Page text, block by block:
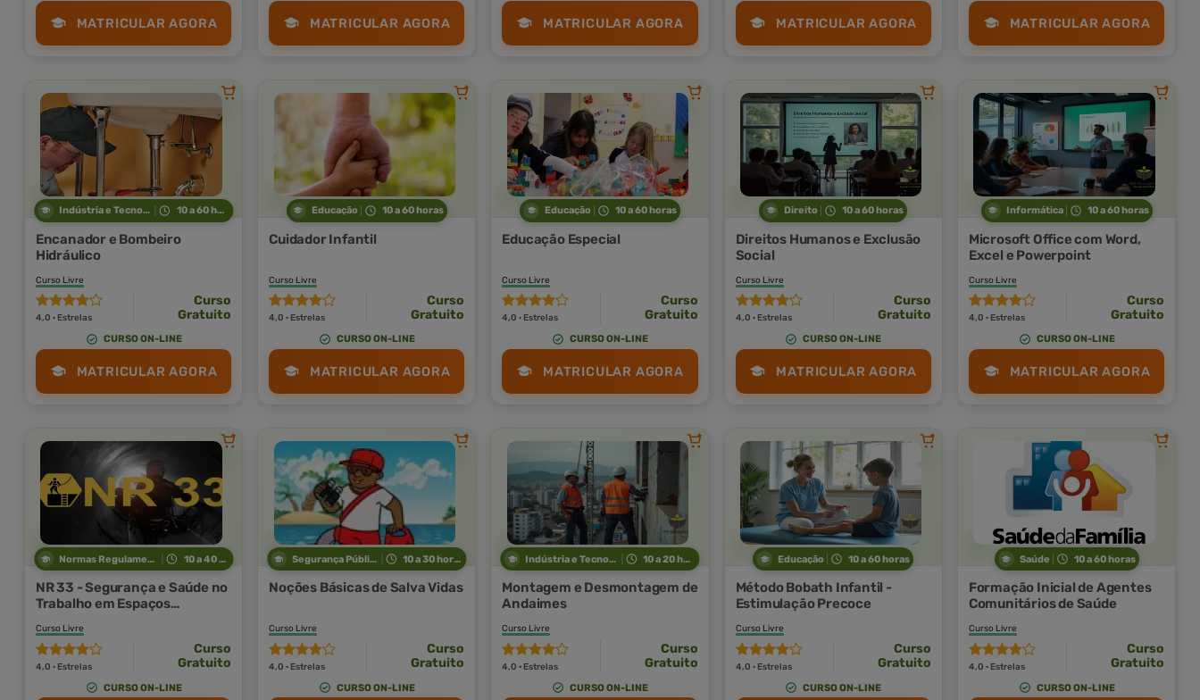
MATRICULAR AGORA MATRICULAR AGORA MATRICULAR AGORA MATRICULAR AGORA MATRICULAR AGORA
Indústria e Tecnologia 10 a 60 horas
Encanador e Bombeiro
Hidráulico
Curso Livre
4,0 · Estrelas
Curso
Gratuito
CURSO ON-LINE
MATRICULAR AGORA
Educação 10 a 60 horas
Cuidador Infantil
Curso Livre
4,0 · Estrelas
Curso
Gratuito
CURSO ON-LINE
MATRICULAR AGORA
Educação 10 a 60 horas
Educação Especial
Curso Livre
4,0 · Estrelas
Curso
Gratuito
CURSO ON-LINE
MATRICULAR AGORA
Direito 10 a 60 horas
Direitos Humanos e Exclusão
Social
Curso Livre
4,0 · Estrelas
Curso
Gratuito
CURSO ON-LINE
MATRICULAR AGORA
Informática 10 a 60 horas
Microsoft Office com Word,
Excel e Powerpoint
Curso Livre
4,0 · Estrelas
Curso
Gratuito
CURSO ON-LINE
MATRICULAR AGORA
Normas Regulamentadoras 10 a 40 horas
NR 33 - Segurança e Saúde no
Trabalho em Espaços
Curso Livre
4,0 · Estrelas
Curso
Gratuito
CURSO ON-LINE
Segurança Pública 10 a 30 horas
Noções Básicas de Salva Vidas
Curso Livre
4,0 · Estrelas
Curso
Gratuito
CURSO ON-LINE
Indústria e Tecnologia 10 a 20 horas
Montagem e Desmontagem de
Andaimes
Curso Livre
4,0 · Estrelas
Curso
Gratuito
CURSO ON-LINE
Educação 10 a 60 horas
Método Bobath Infantil -
Estimulação Precoce
Curso Livre
4,0 · Estrelas
Curso
Gratuito
CURSO ON-LINE
Saúde 10 a 60 horas
Formação Inicial de Agentes
Comunitários de Saúde
Curso Livre
4,0 · Estrelas
Curso
Gratuito
CURSO ON-LINE